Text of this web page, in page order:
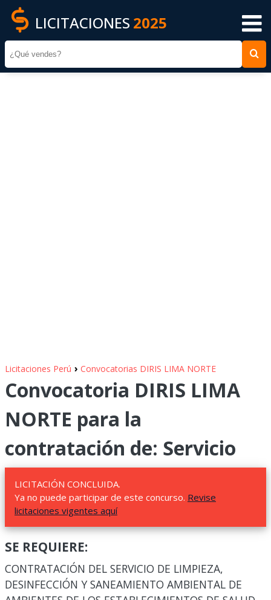
LICITACIONES 2025
Licitaciones Perú › Convocatorias DIRIS LIMA NORTE
Convocatoria DIRIS LIMA
NORTE para la
contratación de: Servicio
LICITACIÓN CONCLUIDA.
Ya no puede participar de este concurso. Revise
licitaciones vigentes aquí
SE REQUIERE:
CONTRATACIÓN DEL SERVICIO DE LIMPIEZA,
DESINFECCIÓN Y SANEAMIENTO AMBIENTAL DE